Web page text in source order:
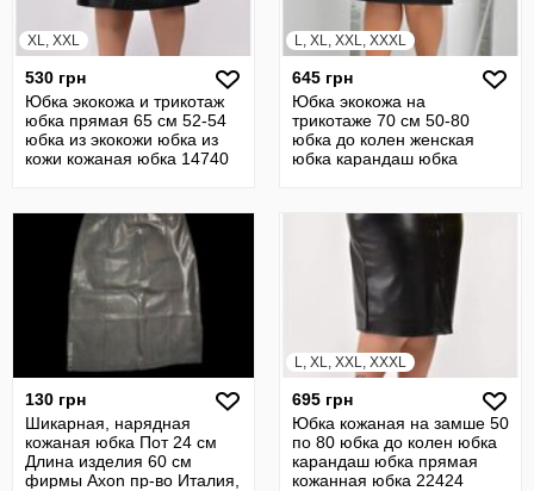
XL, XXL
530 грн
Юбка экокожа и трикотаж
юбка прямая 65 см 52-54
юбка из экокожи юбка из
кожи кожаная юбка 14740
L, XL, XXL, XXXL
645 грн
Юбка экокожа на
трикотаже 70 см 50-80
юбка до колен женская
юбка карандаш юбка
130 грн
Шикарная, нарядная
кожаная юбка Пот 24 см
Длина изделия 60 см
фирмы Axon пр-во Италия,
L, XL, XXL, XXXL
695 грн
Юбка кожаная на замше 50
по 80 юбка до колен юбка
карандаш юбка прямая
кожанная юбка 22424